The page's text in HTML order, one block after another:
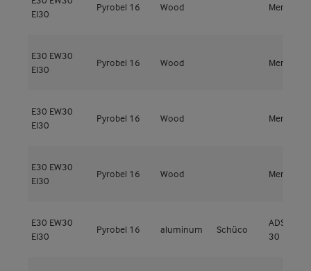
EI30
Pyrobel 16 Wood Meranti
E30 EW30
EI30
Pyrobel 16 Wood Meranti
E30 EW30
EI30
Pyrobel 16 Wood Meranti
E30 EW30
EI30
Pyrobel 16 Wood Meranti
E30 EW30
EI30
Pyrobel 16 aluminum Schüco
ADS 80 FR
30